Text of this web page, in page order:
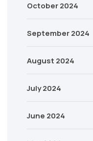
October 2024
September 2024
August 2024
July 2024
June 2024